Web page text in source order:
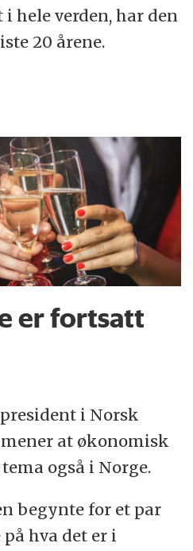
hele verden, har den
20 årene.
er fortsatt
i Norsk
at økonomisk
også i Norge.
begynte for et par
hva det er i